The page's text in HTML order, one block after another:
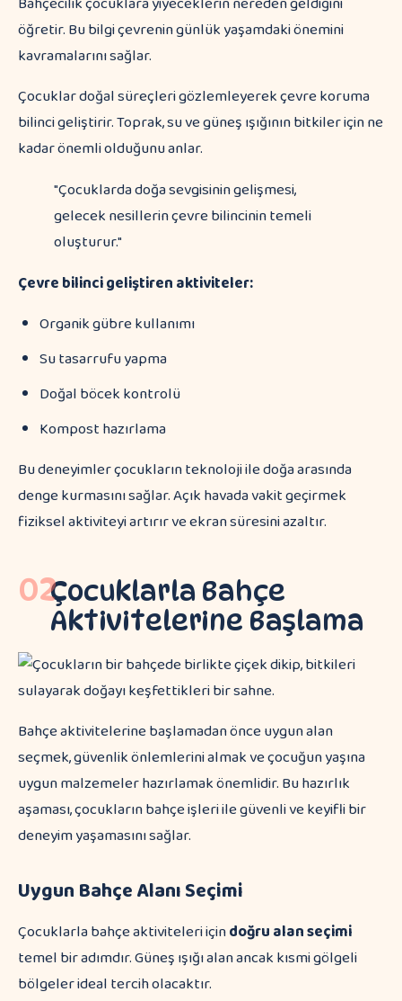
öğretir. Bu bilgi çevrenin günlük yaşamdaki önemini
kavramalarını sağlar.
Çocuklar doğal süreçleri gözlemleyerek çevre koruma
bilinci geliştirir. Toprak, su ve güneş ışığının bitkiler için ne
kadar önemli olduğunu anlar.
"Çocuklarda doğa sevgisinin gelişmesi,
gelecek nesillerin çevre bilincinin temeli
oluşturur."
Çevre bilinci geliştiren aktiviteler:
Organik gübre kullanımı
Su tasarrufu yapma
Doğal böcek kontrolü
Kompost hazırlama
Bu deneyimler çocukların teknoloji ile doğa arasında
denge kurmasını sağlar. Açık havada vakit geçirmek
fiziksel aktiviteyi artırır ve ekran süresini azaltır.
02Çocuklarla Bahçe
Aktivitelerine Başlama
Bahçe aktivitelerine başlamadan önce uygun alan
seçmek, güvenlik önlemlerini almak ve çocuğun yaşına
uygun malzemeler hazırlamak önemlidir. Bu hazırlık
aşaması, çocukların bahçe işleri ile güvenli ve keyifli bir
deneyim yaşamasını sağlar.
Uygun Bahçe Alanı Seçimi
Çocuklarla bahçe aktiviteleri içindoğru alan seçimi
temel bir adımdır. Güneş ışığı alan ancak kısmi gölgeli
bölgeler ideal tercih olacaktır.